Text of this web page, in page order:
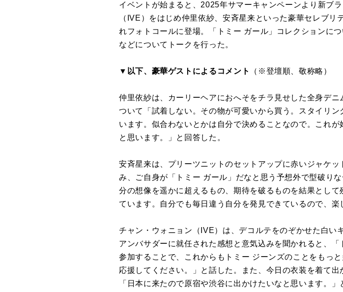
イベントが始まると、2025年サマーキャンペーンより新ブ
（IVE）をはじめ仲里依紗、安斉星来といった豪華セレブ
れフォトコールに登場。「トミー ガール」コレクションに
などについてトークを行った。
▼以下、豪華ゲストによるコメント （※登壇順、敬称略）
仲里依紗は、カーリーヘアにおへそをチラ見せした全身デ
ついて「試着しない。その物が可愛いから買う。スタイリ
います。似合わないとかは自分で決めることなので。これ
と思います。」と回答した。
安斉星来は、プリーツニットのセットアップに赤いジャケ
み、ご自身が「トミー ガール」だなと思う予想外で型破り
分の想像を遥かに超えるもの、期待を破るものを結果とし
ています。自分でも毎日違う自分を発見できているので、楽
チャン・ウォニョン（IVE）は、デコルテをのぞかせた白い
アンバサダーに就任された感想と意気込みを聞かれると、
参加することで、これからもトミー ジーンズのことをもっ
応援してください。」と話した。また、今日の衣装を着て
「日本に来たので原宿や渋谷に出かけたいなと思います。